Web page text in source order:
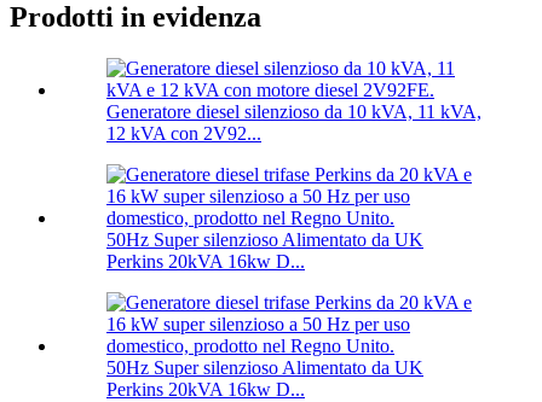
Prodotti in evidenza
Generatore diesel silenzioso da 10 kVA, 11 kVA,
12 kVA con 2V92...
50Hz Super silenzioso Alimentato da UK
Perkins 20kVA 16kw D...
50Hz Super silenzioso Alimentato da UK
Perkins 20kVA 16kw D...